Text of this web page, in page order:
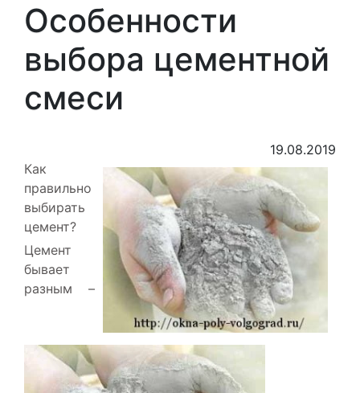
Особенности
выбора цементной
смеси
19.08.2019
Как
правильно
выбирать
цемент?
Цемент
бывает
разным –